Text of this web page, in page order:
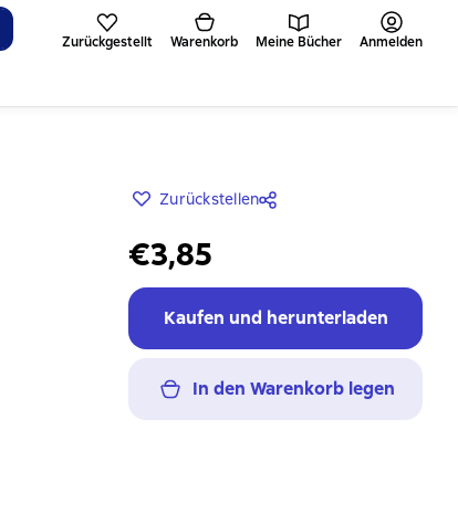
Zurückgestellt Warenkorb Meine Bücher Anmelden
Zurückstellen
€3,85
Kaufen und herunterladen
In den Warenkorb legen